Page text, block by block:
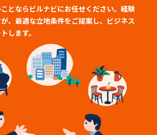
とならビルナビにお任せください。経験
、 最適な立地条件をご提案し、ビジネス
します。